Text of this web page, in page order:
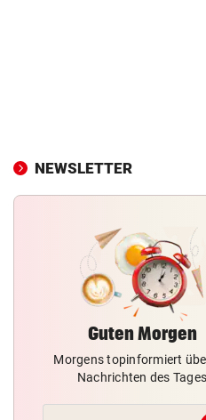
NEWSLETTER
Guten Morgen
Morgens topinformiert
Nachrichten des Tages